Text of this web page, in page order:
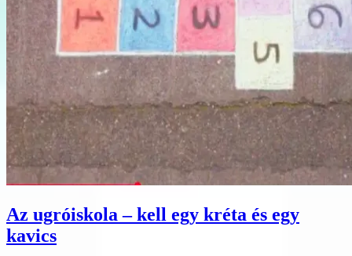
Az ugróiskola – kell egy kréta és egy
kavics